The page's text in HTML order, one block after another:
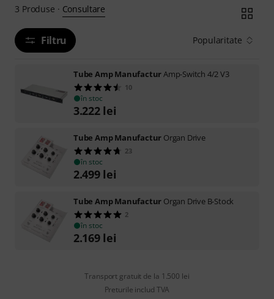
3 Produse · Consultare
Filtru Popularitate
Tube Amp ManufacturAmp-Switch 4/2 V3
10
în stoc
3.222 lei
Tube Amp Manufactur Organ Drive
23
în stoc
2.499 lei
Tube Amp Manufactur Organ Drive B-Stock
2
în stoc
2.169 lei
Transport gratuit de la 1.500 lei
Preturile includ TVA